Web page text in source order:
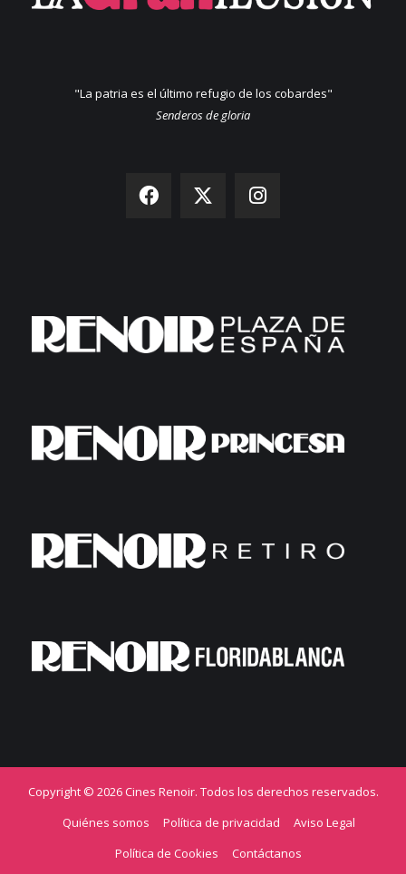
"La patria es el último refugio de los cobardes"
Senderos de gloria
Copyright © 2026 Cines Renoir. Todos los derechos reservados.
Quiénes somos
Política de privacidad
Aviso Legal
Política de Cookies
Contáctanos